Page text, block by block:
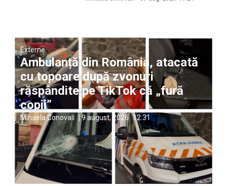
Externe
Ambulanță din România, atacată
cu topoare după zvonuri
răspândite pe TikTok că „fură
copii”
Mihaela Conovali |9 august, 2026 12:31